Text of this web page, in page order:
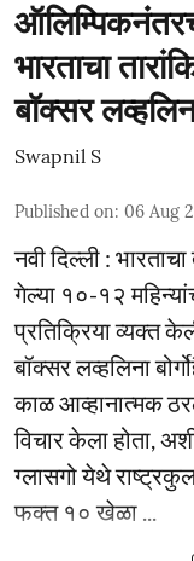
भारताचा
बॉक्सर
Swapnil S
Published on: 06 Aug
नवी दिल्ली :
गेल्या १०-१२
प्रतिक्रिया व्यक्त
बॉक्सर लव्हलिना
काळ आव्हानात्मक
विचार केला होता,
ग्लासगो येथे
फक्त १० खेळा ...